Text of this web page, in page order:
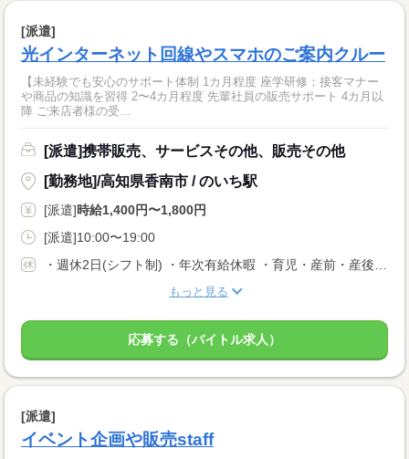
[派遣]
光インターネット回線やスマホのご案内クルー
【未経験でも安心のサポート体制 1カ月程度 座学研修：接客マナー
や商品の知識を習得 2〜4カ月程度 先輩社員の販売サポート 4カ月以
降 ご来店者様の受...
[派遣]携帯販売、サービスその他、販売その他
[勤務地]/高知県香南市 / のいち駅
[派遣]時給1,400円〜1,800円
[派遣]10:00〜19:00
・週休2日(シフト制) ・年次有給休暇 ・育児・産前・産後休暇 ・弔事休暇 ・結婚休暇 ・出産休暇 ・交通遮断休暇 ・感染症休暇 ・罹災休暇 ・私傷病休暇 ・その他社内規定による休暇多数有
もっと見る
応募する（バイトル求人）
[派遣]
イベント企画や販売staff